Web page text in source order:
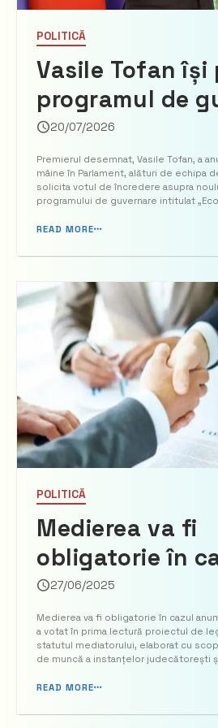
POLITICĂ
Vasile Tofan își
programul de
și solicită votul
încredere al
Parlamentului
20/07/2026
Premierul desemnat, Vasile Tofan, a
mâine în Parlament, alături de echipa
solicita votul de încredere asupra
programului de guvernare intitulat
relanseze economia Republicii
READ MORE
POLITICĂ
Medierea va fi
obligatorie în
anumitor litigii.
reducerea
muncă a
judecătorești
27/06/2025
Medierea va fi obligatorie în cazul
a votat în prima lectură proiectul de
statutul mediatorului, elaborat cu
de muncă a instanțelor judecătorești
privind medierea și statutu...
READ MORE